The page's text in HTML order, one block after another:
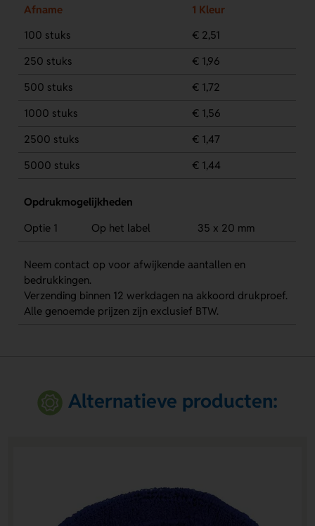
Afname
1 Kleur
100 stuks
€ 2,51
250 stuks
€ 1,96
500 stuks
€ 1,72
1000 stuks
€ 1,56
2500 stuks
€ 1,47
5000 stuks
€ 1,44
Opdrukmogelijkheden
Optie 1
Op het label 35 x 20 mm
Neem contact op voor afwijkende aantallen en
bedrukkingen.
Verzending binnen 12 werkdagen na akkoord drukproef.
Alle genoemde prijzen zijn exclusief BTW.
Alternatieve producten: